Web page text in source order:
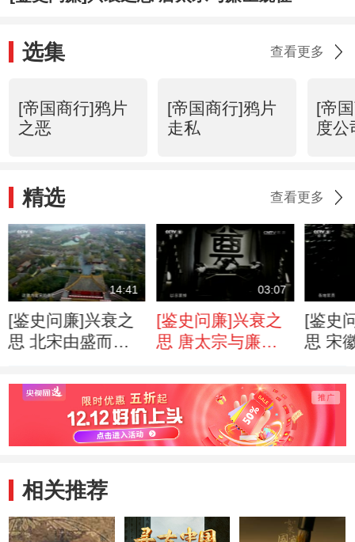
选集 查看更多
[帝国商行]鸦片
之恶
[帝国商行]鸦片
走私
[帝
度公
精选 查看更多
14:41
[鉴史问廉]兴衰之
思 北宋由盛而衰
03:07
[鉴史问廉]兴衰之
思 唐太宗与廉臣
[鉴史
思 宋
相关推荐